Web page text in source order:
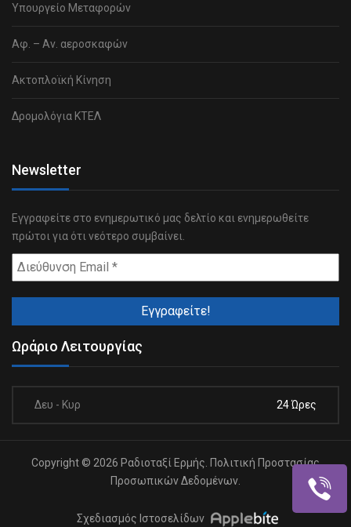
Υπουργείο Μεταφορών
Αφ. – Αν. αεροσκαφών
Ακτοπλοϊκή Κίνηση
Δρομολόγια ΚΤΕΛ
Newsletter
Εγγραφείτε στο ενημερωτικό μας δελτίο και ενημερωθείτε
πρώτοι για ότι νεότερο συμβαίνει.
Ωράριο Λειτουργίας
Δευ - Κυρ 24 Ώρες
Copyright © 2026 Ραδιοταξί Ερμής. Πολιτική Προστασίας
Προσωπικών Δεδομένων.
Σχεδιασμός Ιστοσελίδων